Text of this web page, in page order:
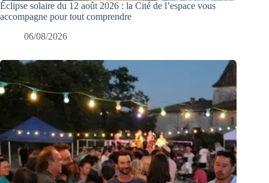
Éclipse solaire du 12 août 2026 : la Cité de l’espace vous
accompagne pour tout comprendre
06/08/2026